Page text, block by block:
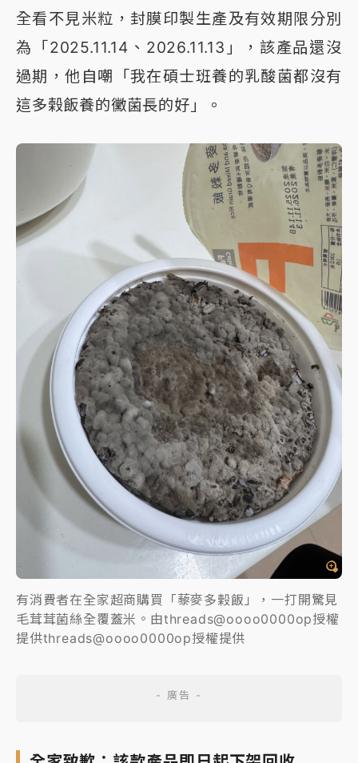
全看不見米粒，封膜印製生產及有效期限分別
為「2025.11.14、2026.11.13」，該產品還沒
過期，他自嘲「我在碩士班養的乳酸菌都沒有
這多榖飯養的黴菌長的好」。
有消費者在全家超商購買「藜麥多榖飯」，一打開驚見
毛茸茸菌絲全覆蓋米。由threads@oooo0000op授權
提供threads@oooo0000op授權提供